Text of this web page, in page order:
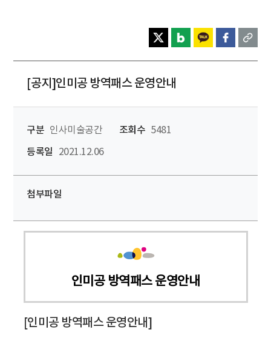
[공지]인미공 방역패스 운영안내
구분 인사미술공간 조회수 5481
등록일
2021.12.06
첨부파일
인미공 방역패스 운영안내
[인미공 방역패스 운영안내]